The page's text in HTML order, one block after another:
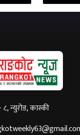
न्युरोड, कास्की